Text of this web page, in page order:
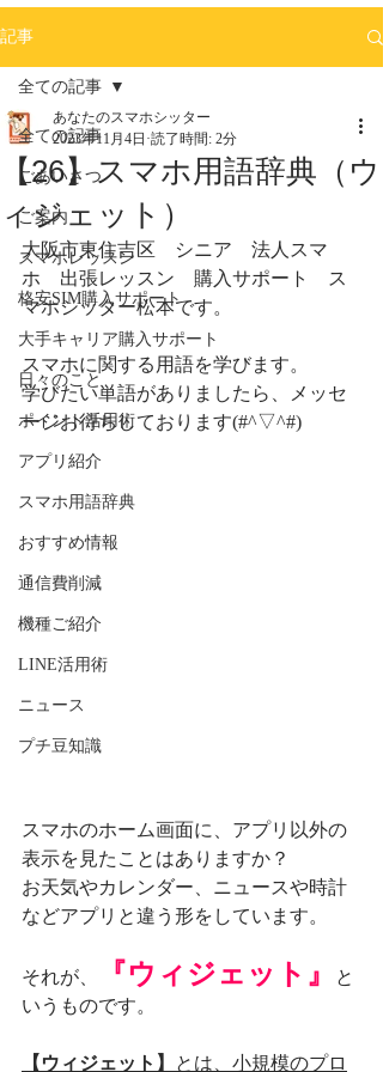
記事
全ての記事
ごあいさつ
ご案内
スマホレッスン
格安SIM購入サポート
大手キャリア購入サポート
日々のこと
ポイント活用術
アプリ紹介
スマホ用語辞典
おすすめ情報
通信費削減
機種ご紹介
LINE活用術
ニュース
プチ豆知識
全ての記事
【26】スマホ用語辞典（ウ
ィジェット）
あなたのスマホシッター
2023年11月4日 読了時間: 2分
大阪市東住吉区　シニア　法人スマ
ホ　出張レッスン　購入サポート　ス
マホシッター松本です。
スマホに関する用語を学びます。
学びたい単語がありましたら、メッセ
ージお待ちしております(#^▽^#)
スマホのホーム画面に、アプリ以外の
表示を見たことはありますか？
お天気やカレンダー、ニュースや時計
などアプリと違う形をしています。
それが、 『ウィジェット』
と
いうものです。
【ウィジェット】 とは、小規模のプロ